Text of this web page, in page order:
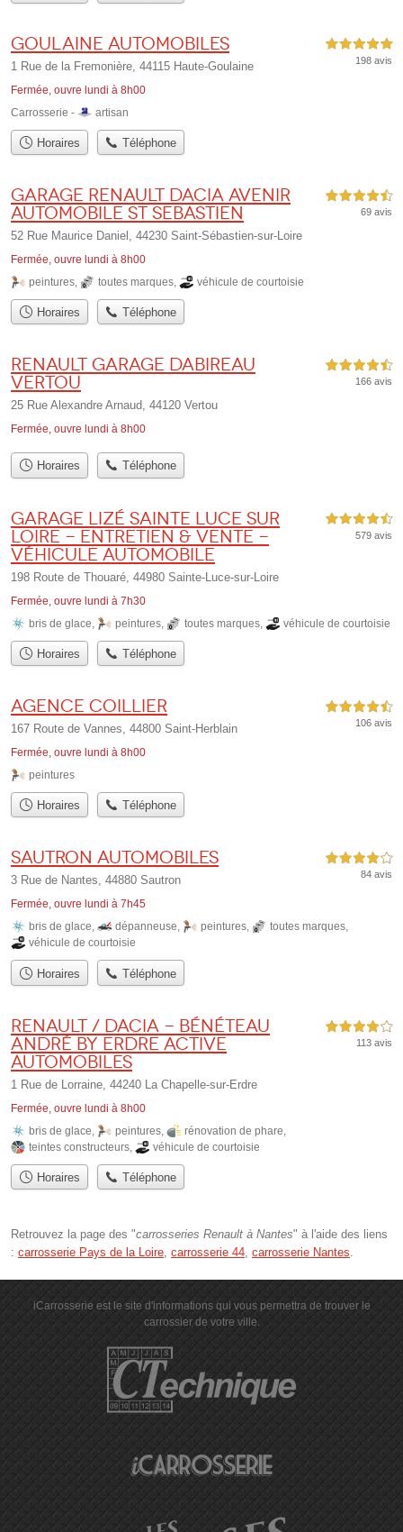
Goulaine Automobiles
1 Rue de la Fremonière, 44115 Haute-Goulaine
Fermée, ouvre lundi à 8h00
5,0 étoiles sur 5
198 avis
Carrosserie - artisan
Horaires Téléphone
Garage Renault Dacia Avenir
Automobile St Sebastien
52 Rue Maurice Daniel, 44230 Saint-Sébastien-sur-Loire
Fermée, ouvre lundi à 8h00
4,5 étoiles sur 5
69 avis
peintures, toutes marques, véhicule de courtoisie
Horaires Téléphone
Renault Garage Dabireau
Vertou
25 Rue Alexandre Arnaud, 44120 Vertou
Fermée, ouvre lundi à 8h00
4,5 étoiles sur 5
166 avis
Horaires Téléphone
Garage Lizé Sainte Luce Sur
Loire - Entretien & Vente -
véhicule automobile
198 Route de Thouaré, 44980 Sainte-Luce-sur-Loire
Fermée, ouvre lundi à 7h30
4,5 étoiles sur 5
579 avis
bris de glace peintures toutes marques véhicule de courtoisie
Horaires Téléphone
Agence Coillier
167 Route de Vannes, 44800 Saint-Herblain
Fermée, ouvre lundi à 8h00
4,5 étoiles sur 5
106 avis
peintures
Horaires Téléphone
Sautron Automobiles
3 Rue de Nantes, 44880 Sautron
Fermée, ouvre lundi à 7h45
4,0 étoiles sur 5
84 avis
bris de glace, dépanneuse, peintures, toutes marques,
véhicule de courtoisie
Horaires Téléphone
Renault / Dacia - Bénéteau
André by Erdre Active
Automobiles
1 Rue de Lorraine, 44240 La Chapelle-sur-Erdre
Fermée, ouvre lundi à 8h00
4,0 étoiles sur 5
113 avis
bris de glace peintures rénovation de phare
teintes constructeurs
véhicule de courtoisie
Horaires Téléphone
Retrouvez la page des "carrosseries Renault à Nantes" à l'aide des liens
: carrosserie Pays de la Loire, carrosserie 44, carrosserie Nantes.
iCarrosserie est le site d'informations qui vous permettra de trouver le
carrossier de votre ville.